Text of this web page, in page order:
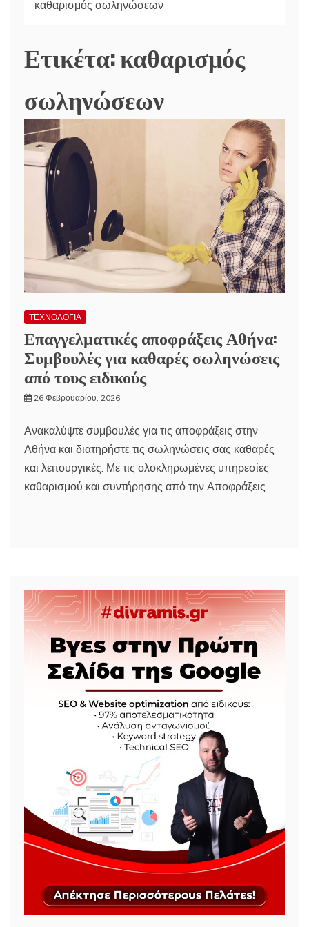
καθαρισμός σωληνώσεων
Ετικέτα:καθαρισμός
σωληνώσεων
ΤΕΧΝΟΛΟΓΙΑ
Επαγγελματικές αποφράξεις Αθήνα:
Συμβουλές για καθαρές σωληνώσεις
από τους ειδικούς
26 Φεβρουαρίου, 2026
Ανακαλύψτε συμβουλές για τις αποφράξεις στην
Αθήνα και διατηρήστε τις σωληνώσεις σας καθαρές
και λειτουργικές. Με τις ολοκληρωμένες υπηρεσίες
καθαρισμού και συντήρησης από την Αποφράξεις